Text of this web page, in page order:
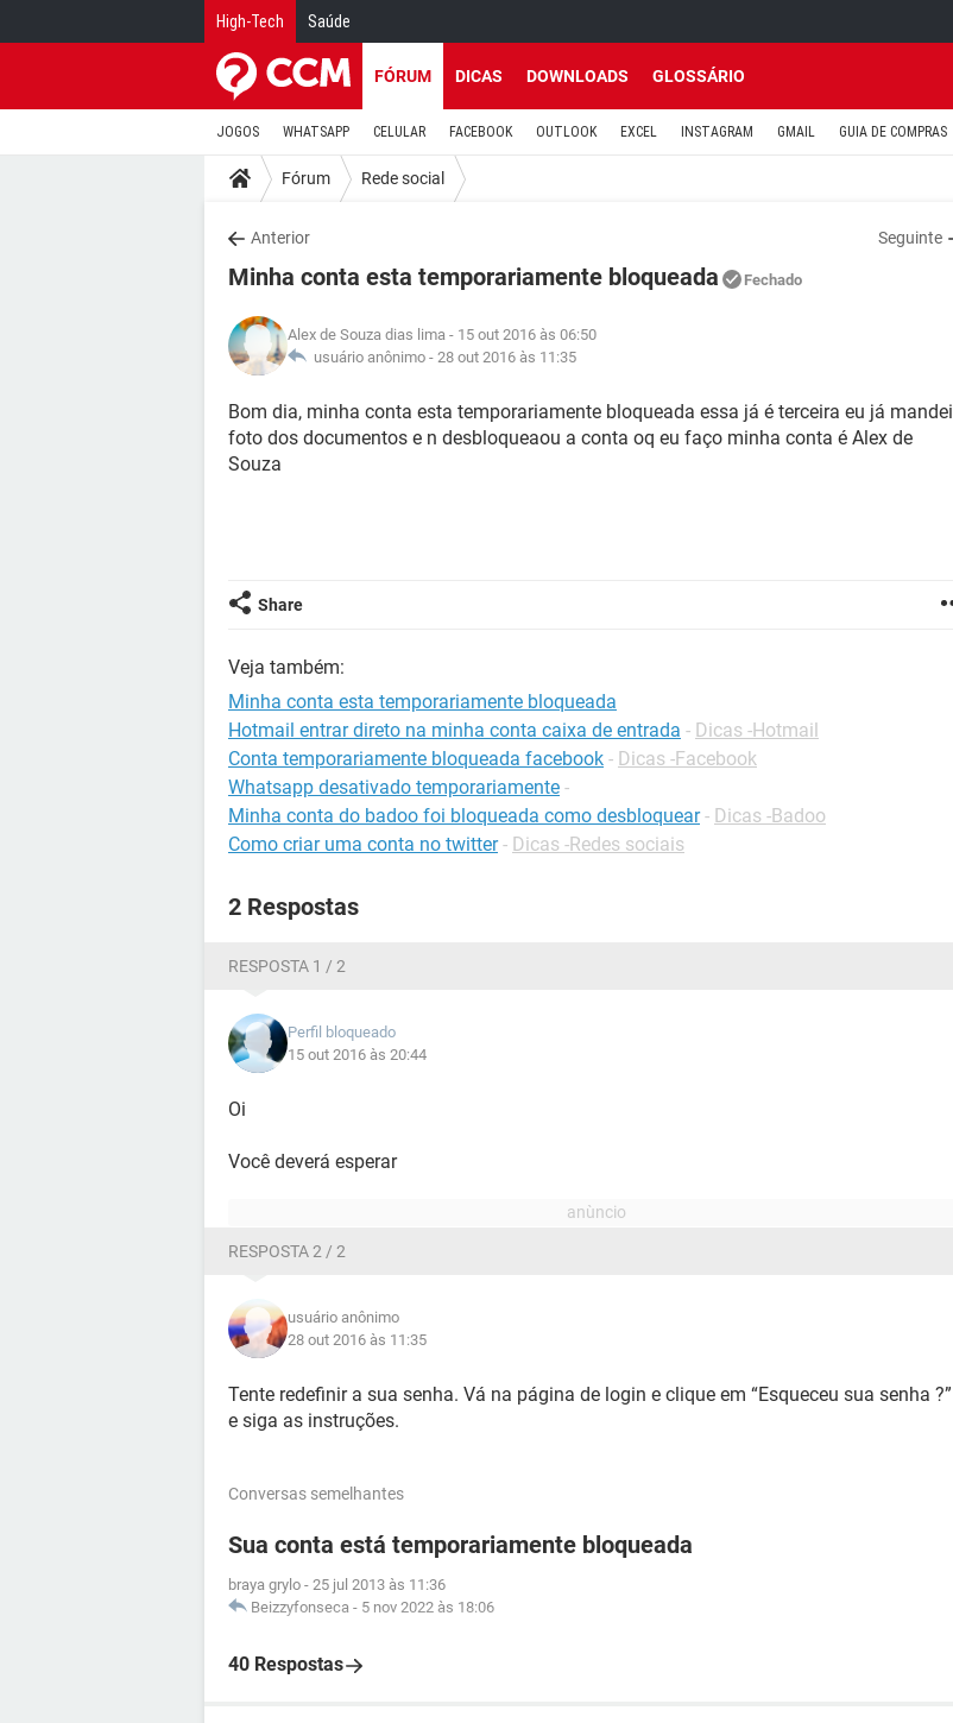
High-Tech Saúde
FÓRUM DICAS DOWNLOADS GLOSSÁRIO
JOGOS WHATSAPP CELULAR FACEBOOK OUTLOOK EXCEL INSTAGRAM GMAIL GUIA DE COMPRAS
Fórum Rede social
Anterior Seguinte
Minha conta esta temporariamente bloqueada Fechado
Alex de Souza dias lima - 15 out 2016 às 06:50
usuário anônimo - 28 out 2016 às 11:35
Bom dia, minha conta esta temporariamente bloqueada essa já é terceira eu já mandei
foto dos documentos e n desbloqueaou a conta oq eu faço minha conta é Alex de
Souza
Share
Veja também:
Minha conta esta temporariamente bloqueada
Hotmail entrar direto na minha conta caixa de entrada - Dicas -Hotmail
Conta temporariamente bloqueada facebook - Dicas -Facebook
Whatsapp desativado temporariamente -
Minha conta do badoo foi bloqueada como desbloquear - Dicas -Badoo
Como criar uma conta no twitter - Dicas -Redes sociais
2 Respostas
RESPOSTA 1 / 2
Perfil bloqueado
15 out 2016 às 20:44
Oi
Você deverá esperar
RESPOSTA 2 / 2
usuário anônimo
28 out 2016 às 11:35
Tente redefinir a sua senha. Vá na página de login e clique em “Esqueceu sua senha ?”
e siga as instruções.
Conversas semelhantes
Sua conta está temporariamente bloqueada
braya grylo - 25 jul 2013 às 11:36
Beizzyfonseca - 5 nov 2022 às 18:06
40 Respostas